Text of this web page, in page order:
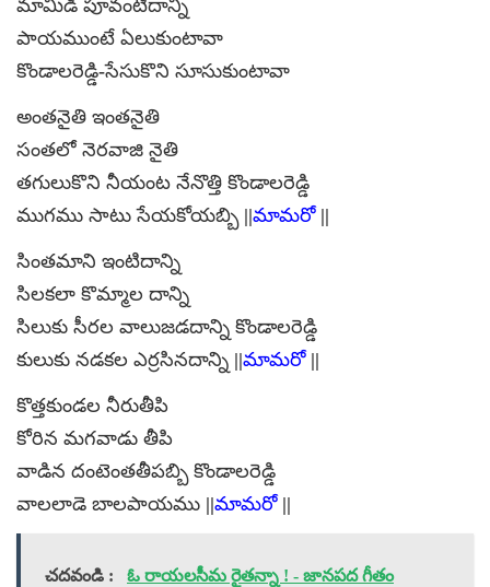
మామిడీ పూవంటిదాన్ని
పాయముంటే ఏలుకుంటావా
కొండాలరెడ్డి-సేసుకొని సూసుకుంటావా
అంతనైతి ఇంతనైతి
సంతలో నెరవాజి నైతి
తగులుకొని నీయంట నేనొత్తి కొండాలరెడ్డి
ముగము సాటు సేయకోయబ్బి ||మామరో||
సింతమాని ఇంటిదాన్ని
సిలకలా కొమ్మాల దాన్ని
సిలుకు సీరల వాలుజడదాన్ని కొండాలరెడ్డి
కులుకు నడకల ఎర్రసినదాన్ని ||మామరో||
కొత్తకుండల నీరుతీపి
కోరిన మగవాడు తీపి
వాడిన దంటెంతతీపబ్బి కొండాలరెడ్డి
వాలలాడె బాలపాయము ||మామరో||
చదవండి : ఓ రాయలసీమ రైతన్నా ! - జానపద గీతం